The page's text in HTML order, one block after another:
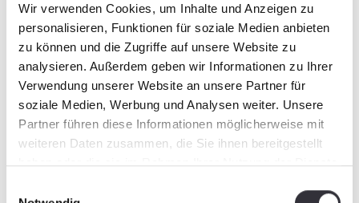
Wir verwenden Cookies, um Inhalte und Anzeigen zu
personalisieren, Funktionen für soziale Medien anbieten
zu können und die Zugriffe auf unsere Website zu
analysieren. Außerdem geben wir Informationen zu Ihrer
Verwendung unserer Website an unsere Partner für
soziale Medien, Werbung und Analysen weiter. Unsere
Partner führen diese Informationen möglicherweise mit
weiteren Daten zusammen, die Sie ihnen bereitgestellt
haben oder die sie im Rahmen Ihrer Nutzung der Dienste